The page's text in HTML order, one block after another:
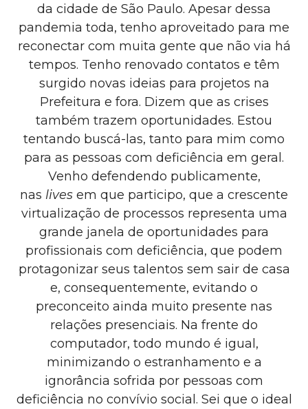
da cidade de São Paulo. Apesar dessa
pandemia toda, tenho aproveitado para me
reconectar com muita gente que não via há
tempos. Tenho renovado contatos e têm
surgido novas ideias para projetos na
Prefeitura e fora. Dizem que as crises
também trazem oportunidades. Estou
tentando buscá-las, tanto para mim como
para as pessoas com deficiência em geral.
Venho defendendo publicamente,
nas lives em que participo, que a crescente
virtualização de processos representa uma
grande janela de oportunidades para
profissionais com deficiência, que podem
protagonizar seus talentos sem sair de casa
e, consequentemente, evitando o
preconceito ainda muito presente nas
relações presenciais. Na frente do
computador, todo mundo é igual,
minimizando o estranhamento e a
ignorância sofrida por pessoas com
deficiência no convívio social. Sei que o ideal